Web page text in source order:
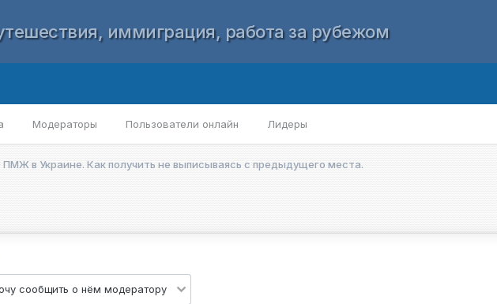
иммиграция, работа за рубежом
Модераторы Пользователи онлайн Лидеры
ПМЖ в Украине. Как получить не выписываясь с предыдущего места.